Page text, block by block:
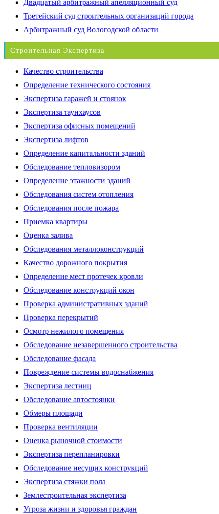
Двадцатый арбитражный апелляционный суд
Третейский суд строительных организаций города
Арбитражный суд Вологодской области
Строительная Экспертиза
Качество строительства
Определение технического состояния
Экспертиза гаражей и стоянок
Экспертиза таунхаусов
Экспертиза офисных помещений
Экспертиза лифтов
Определение капитальности зданий
Обследование тепловизором
Определение этажности зданий
Обследования систем отопления
Обследования после пожара
Приемка квартиры
Оценка залива
Обследования металлоконструкций
Качество дорожного покрытия
Определение мест протечек кровли
Обследование конструкций окон
Проверка административных зданий
Проверка перекрытий
Осмотр нежилого помещения
Обследование незавершенного строительства
Обследование фасада
Повреждение системы водоснабжения
Экспертиза лестниц
Обследование автостоянки
Обмеры площади
Проверка вентиляции
Оценка рыночной стоимости
Экспертиза перепланировки
Обследование несущих конструкций
Экспертиза стяжки пола
Землестроительная экспертиза
Угроза жизни и здоровья граждан